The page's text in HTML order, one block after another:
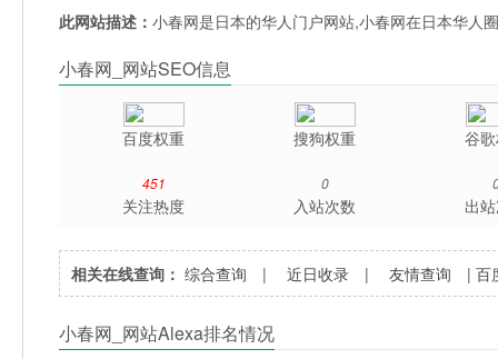
此网站描述：小春网是日本的华人门户网站,小春网在日本华人
小春网_网站SEO信息
百度权重 搜狗权重 谷
451
关注热度
0
入站次数 出
相关在线查询： 综合查询 |近日收录 |友情查询 |百
小春网_网站Alexa排名情况